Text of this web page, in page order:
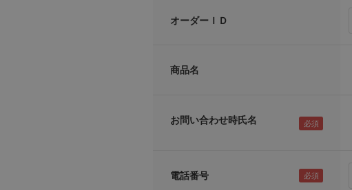
オーダーＩＤ
商品名
お問い合わせ時氏名
電話番号